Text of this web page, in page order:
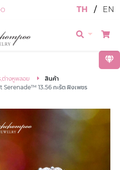
TH / EN
,ต่างหูพลอย
สินค้า
Serenade™ 13.56 กะรัต ฝังเพชร